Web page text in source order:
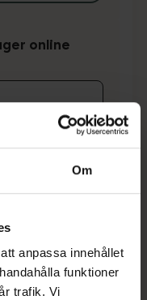
Om
anpassa innehållet
funktioner
trafik. Vi
online
Dölj